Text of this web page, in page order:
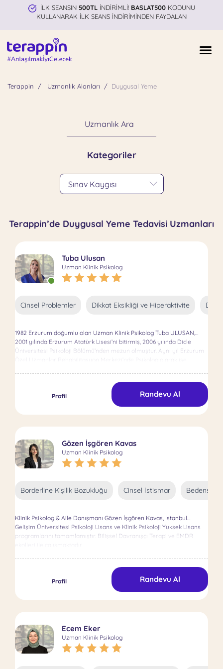
İLK SEANSIN 500TLİNDİRİMLİ! BASLAT500KODUNU
KULLANARAK İLK SEANS İNDİRİMİNDEN FAYDALAN
Terappin Uzmanlık Alanları Duygusal Yeme
Uzmanlık Ara
Kategoriler
Terappin’de Duygusal Yeme Tedavisi Uzmanları
Tuba Ulusan
Uzman Klinik Psikolog
Cinsel Problemler Dikkat Eksikliği ve Hiperaktivite
1982 Erzurum doğumlu olan Uzman Klinik Psikolog Tuba ULUSAN,
2001 yılında Erzurum Atatürk Lisesi’ni bitirmiş, 2006 yılında Dicle
Üniversitesi Psikoloji Bölümü’nden mezun olmuştur. Aynı yıl Erzurum
Uzman Klinik Psikolog olmuştur. 2007-2022 yılları arasında İçişleri
Bakanlığı’nda ve Sağlık Bakanlığı’nda görev yapan ULUSAN, binlerce
danışana terapi yapmış, halen 16 yıllık deneyimiyle psikoterapistlik
yapmaktadır.
Profil Randevu Al
Gözen İşgören Kavas
Uzman Klinik Psikolog
Borderline Kişilik Bozukluğu Cinsel İstismar
Klinik Psikolog & Aile Danışmanı Gözen İşgören Kavas, İstanbul
Gelişim Üniversitesi Psikoloji Lisans ve Klinik Psikoloji Yüksek Lisans
programlarını tamamlamıştır. Bilişsel Davranışçı Terapi ve EMDR
Profil Randevu Al
Ecem Eker
Uzman Klinik Psikolog